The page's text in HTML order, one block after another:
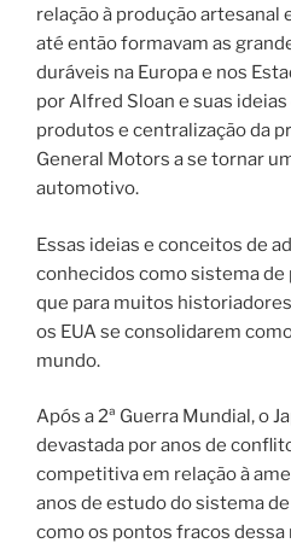
relação à produção artesanal
até então formavam as
duráveis na Europa e nos
por Alfred Sloan e suas
produtos e centralização da
General Motors a se tornar
automotivo.
Essas ideias e conceitos de
conhecidos como sistema de
que para muitos
os EUA se consolidarem
mundo.
Após a 2ª Guerra Mundial, o
devastada por anos de
competitiva em relação à
anos de estudo do sistema
como os pontos fracos